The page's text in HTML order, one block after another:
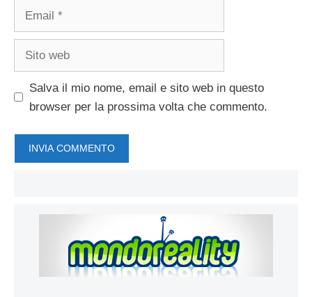
Email
Sito
Salva il mio nome, email e sito web in questo
browser per la prossima volta che commento.